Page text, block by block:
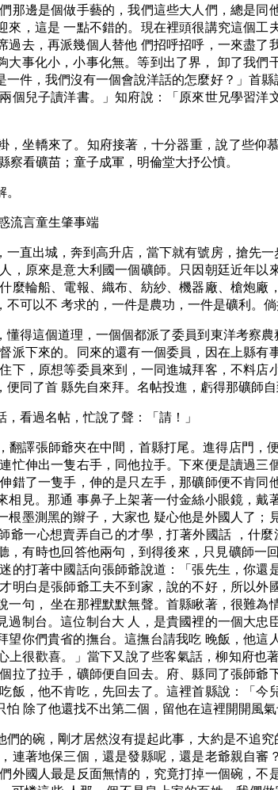
那邊是個做手藝的，我們這些大人們，總是
來，這是 一點不錯的。現在裡頭很講究這個
過去，再派幾個人替他 們招呼招呼，一來盡
大事化小，小事化無。等到出了界， 卸了我
一件，我們沒有一個會說洋話的怎麼好？」首
個兒子讀洋書。」知府說：「原來世兄學習
，坐轎來了。知府接著，十分器重，說了些
察看礦苗；童子成軍，明倫堂大抒公憤。
流言童生肇事端
一直出城，奔到高升店，當下就有號房，搶先
，原來是意大利國一個礦師。只因朝廷近年
麼輪船、電報、織布、紡紗、機器廠、槍炮
可以不 考求的，一件是農功，一件是礦利。
懂得這個道理，一個個都派了委員到東洋考察
派下來的。同來的還有一個委員，因在上縣
下，原想等委員來到，一同進城拜客，不料
同了首 縣先自來拜。名帖投進，虧得那礦師
看過名帖，忙說了聲：「請！」
翻譯張師爺夾在中間，首縣打尾。進得店門
忙伸出一隻右手，同他拉手。下來便是讀過
錯了一隻手，伸的是只左手，那礦師便不肯
相見。那通 事鼻子上架著一付金絲小眼鏡，
根墨測黑的辮子，大家也 疑心他是外國人了
爺一心想賣弄自己的才學，打著外國話 ，什
，有時也回答他兩句，到得後來，只見礦師
的打著中國話向張師爺說道：「張先生，你
明白是張師爺工夫不到家，說的不好，所以
一句， 坐在那裡默默無聲。首縣瞅著，很難
過制台。這位制台大 人，是貴國裡的一個大
望你們貴省的撫台。這撫台請我吃 晚飯，他
上很歡喜。」當下又說了些客氣話，柳知府
拉了拉手，礦師便自回去。府、縣同了張師
飯，他不肯吃，先回去了。這裡首縣說：「
除了他還找不出第二個，留他在這裡開開風
們的碗，剛才居然沒有提起此事，大約是不追
連著地保三個，還是發縣呢，還是老爺親自
外國人最是反面無情的，究竟打掉一個碗，